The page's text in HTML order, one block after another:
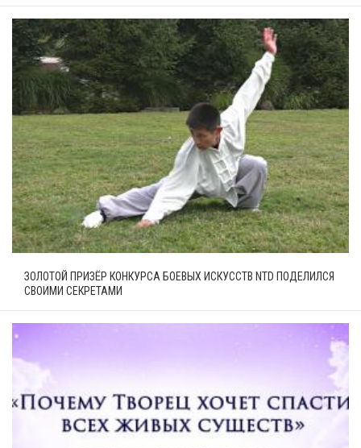
ЗОЛОТОЙ ПРИЗЁР КОНКУРСА БОЕВЫХ ИСКУССТВ NTD ПОДЕЛИЛСЯ
СВОИМИ СЕКРЕТАМИ